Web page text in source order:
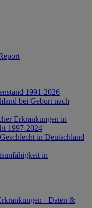
1991-2026
bei Geburt nach
Erkrankungen in
1997-2024
in Deutschland
in
- Daten &